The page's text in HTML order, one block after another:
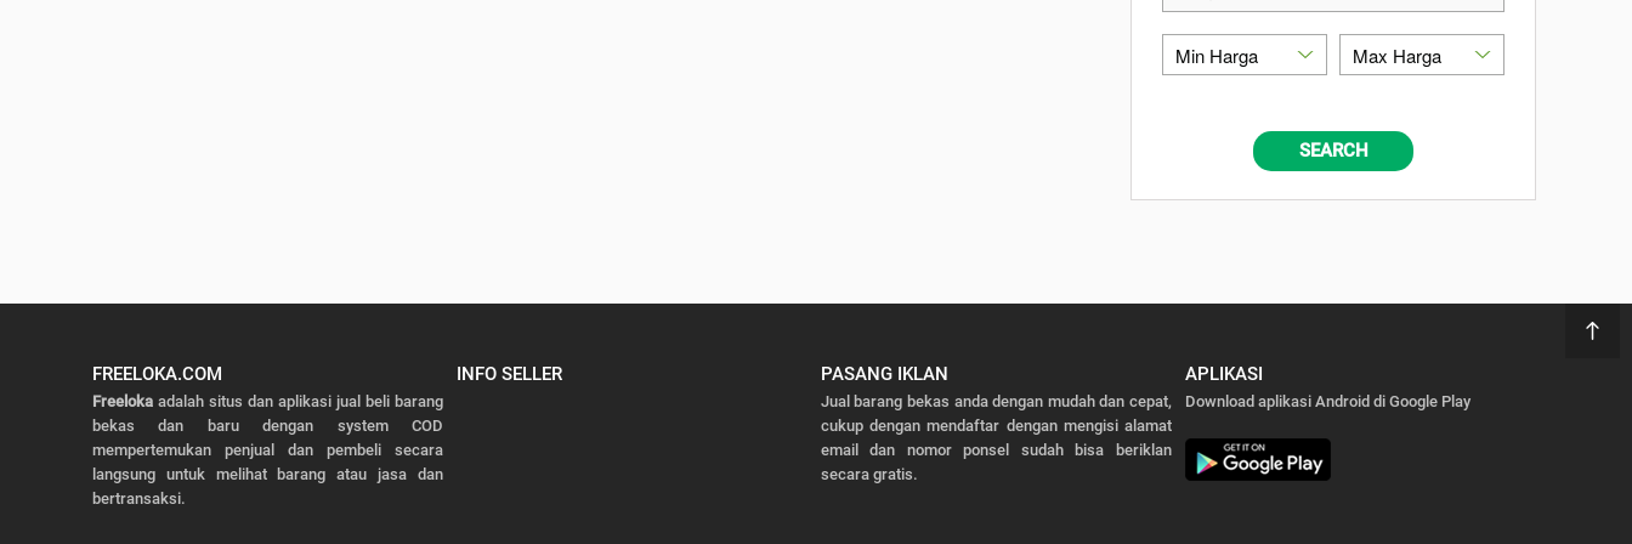
SEARCH
FREELOKA.COM
Freelokaadalah situs dan aplikasi jual beli barang
bekas dan baru dengan system COD
mempertemukan penjual dan pembeli secara
langsung untuk melihat barang atau jasa dan
bertransaksi.
INFO SELLER PASANG IKLAN
Jual barang bekas anda dengan mudah dan cepat,
cukup dengan mendaftar dengan mengisi alamat
email dan nomor ponsel sudah bisa beriklan
secara gratis.
APLIKASI
Download aplikasi Android di Google Play